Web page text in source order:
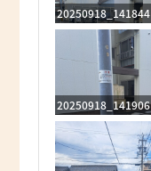
20250918_141844
20250918_141906